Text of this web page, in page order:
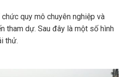
quy mô chuyên nghiệp và
tham dự. Sau đây là một số hình
thử.